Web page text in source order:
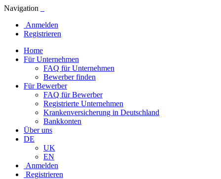
Navigation
Anmelden
Registrieren
Home
Für Unternehmen
FAQ für Unternehmen
Bewerber finden
Für Bewerber
FAQ für Bewerber
Registrierte Unternehmen
Krankenversicherung in Deutschland
Bankkonten
Über uns
DE
UK
EN
Anmelden
Registrieren